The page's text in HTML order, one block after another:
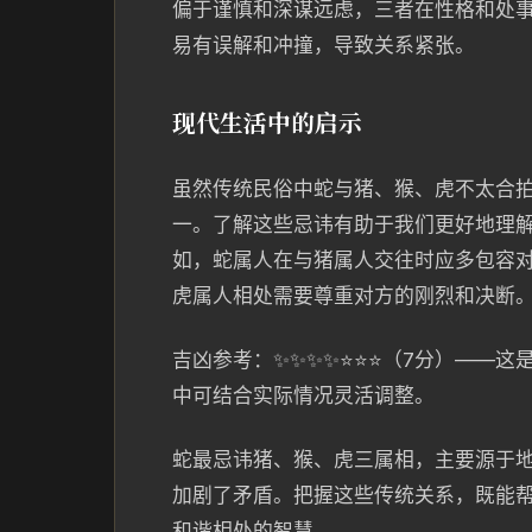
偏于谨慎和深谋远虑，三者在性格和处
易有误解和冲撞，导致关系紧张。
现代生活中的启示
虽然传统民俗中蛇与猪、猴、虎不太合
一。了解这些忌讳有助于我们更好地理
如，蛇属人在与猪属人交往时应多包容
虎属人相处需要尊重对方的刚烈和决断
吉凶参考：✨✨✨✨⭐⭐⭐（7分）——
中可结合实际情况灵活调整。
蛇最忌讳猪、猴、虎三属相，主要源于
加剧了矛盾。把握这些传统关系，既能